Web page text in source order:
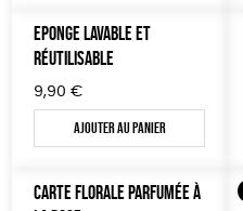
EPONGE LAVABLE ET
RÉUTILISABLE
9,90 €
Ajouter au panier
CARTE FLORALE PARFUMÉE À